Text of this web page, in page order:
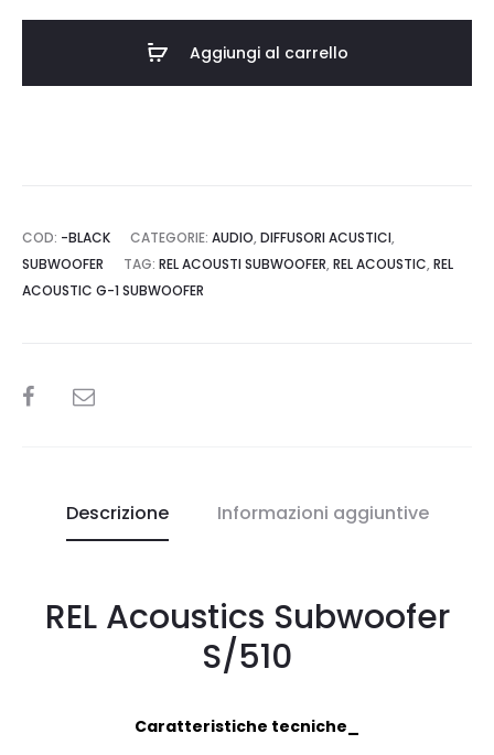
Aggiungi al carrello
COD: -BLACK CATEGORIE: AUDIO, DIFFUSORI ACUSTICI,
SUBWOOFER
TAG: REL ACOUSTI SUBWOOFER, REL ACOUSTIC, REL
ACOUSTIC G-1 SUBWOOFER
SHARE
Descrizione Informazioni aggiuntive
REL Acoustics Subwoofer
S/510
Caratteristiche tecniche_